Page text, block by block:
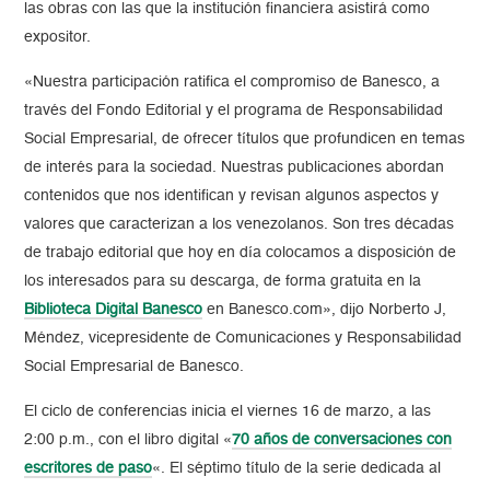
las obras con las que la institución financiera asistirá como
expositor.
«Nuestra participación ratifica el compromiso de Banesco, a
través del Fondo Editorial y el programa de Responsabilidad
Social Empresarial, de ofrecer títulos que profundicen en temas
de interés para la sociedad. Nuestras publicaciones abordan
contenidos que nos identifican y revisan algunos aspectos y
valores que caracterizan a los venezolanos. Son tres décadas
de trabajo editorial que hoy en día colocamos a disposición de
los interesados para su descarga, de forma gratuita en la
Biblioteca Digital Banesco en Banesco.com», dijo Norberto J,
Méndez, vicepresidente de Comunicaciones y Responsabilidad
Social Empresarial de Banesco.
El ciclo de conferencias inicia el viernes 16 de marzo, a las
2:00 p.m., con el libro digital «70 años de conversaciones con
escritores de paso«. El séptimo título de la serie dedicada al